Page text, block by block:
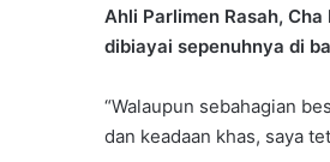
Ahli Parlimen Rasah,
dibiayai sepenuhnya di
“Walaupun sebahagian
dan keadaan khas, saya